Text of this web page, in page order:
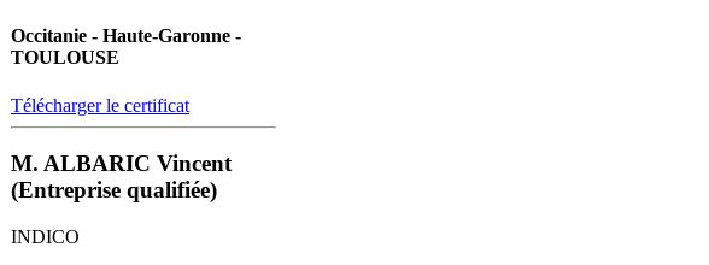
Occitanie - Haute-Garonne -
TOULOUSE
Télécharger le certificat
M. ALBARIC Vincent
(Entreprise qualifiée)
INDICO